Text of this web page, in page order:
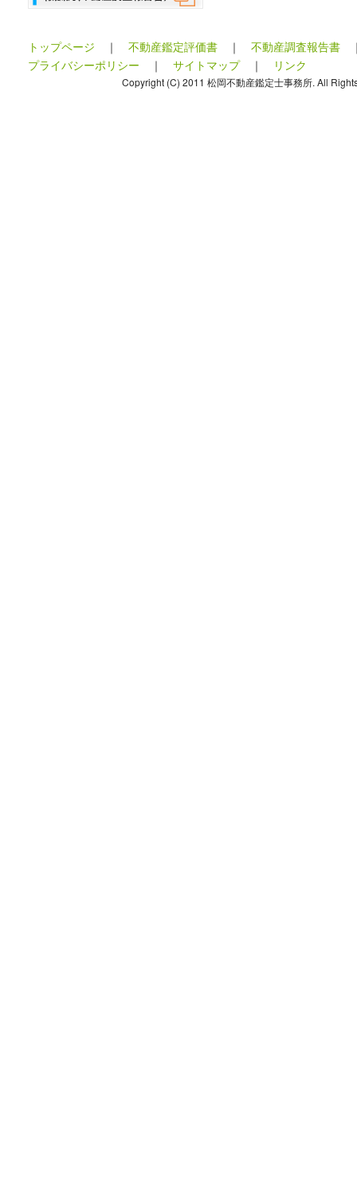
トップページ ｜ 不動産鑑定評価書 ｜ 不動産調査報告書
プライバシーポリシー ｜ サイトマップ｜ リンク
Copyright (C) 2011 松岡不動産鑑定士事務所. All